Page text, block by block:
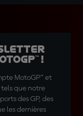
!
MotoGP™ et
que notre
des GP, des
les dernières